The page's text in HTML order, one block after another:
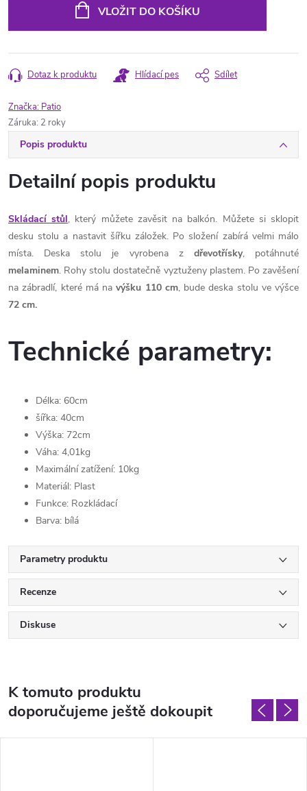
VLOŽIT DO KOŠÍKU
Dotaz k produktu Hlídací pes Sdílet
Značka: Patio
Záruka: 2 roky
Popis produktu
Detailní popis produktu
Skládací stůl, který můžete zavěsit na balkón. Můžete si sklopit
desku stolu a nastavit šířku záložek. Po složení zabírá velmi málo
místa. Deska stolu je vyrobena z dřevotřísky, potáhnuté
melaminem. Rohy stolu dostatečně vyztuženy plastem. Po zavěšení
na zábradlí, které má navýšku 110 cm, bude deska stolu ve výšce
72 cm.
Technické parametry:
Délka: 60cm
šířka: 40cm
Výška: 72cm
Váha: 4,01kg
Maximální zatížení: 10kg
Materiál: Plast
Funkce: Rozkládací
Barva: bílá
Parametry produktu
Recenze
Diskuse
K tomuto produktu
doporučujeme ještě dokoupit